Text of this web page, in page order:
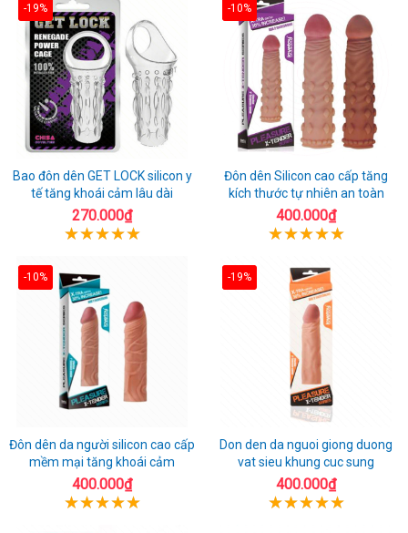
-19%
Bao đôn dên GET LOCK silicon y
tế tăng khoái cảm lâu dài
270.000₫
-10%
Đôn dên Silicon cao cấp tăng
kích thước tự nhiên an toàn
400.000₫
-10%
Đôn dên da người silicon cao cấp
mềm mại tăng khoái cảm
400.000₫
-19%
Don den da nguoi giong duong
vat sieu khung cuc sung
400.000₫